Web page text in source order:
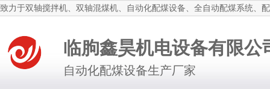
致力于双轴搅拌机、双轴混煤机、自动化配煤设备、全自动配煤系统、
临朐鑫昊机电设备有限公
自动化配煤设备生产厂家